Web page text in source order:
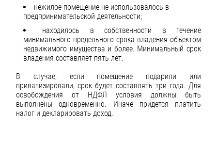
нежилое помещение не использовалось в
предпринимательской деятельности;
находилось в собственности в течение
минимального предельного срока владения объектом
недвижимого имущества и более. Минимальный срок
владения составляет пять лет.
В случае, если помещение подарили или
приватизировали, срок будет составлять три года. Для
освобождения от НДФЛ условия должны быть
выполнены одновременно. Иначе придется платить
налог и декларировать доход.